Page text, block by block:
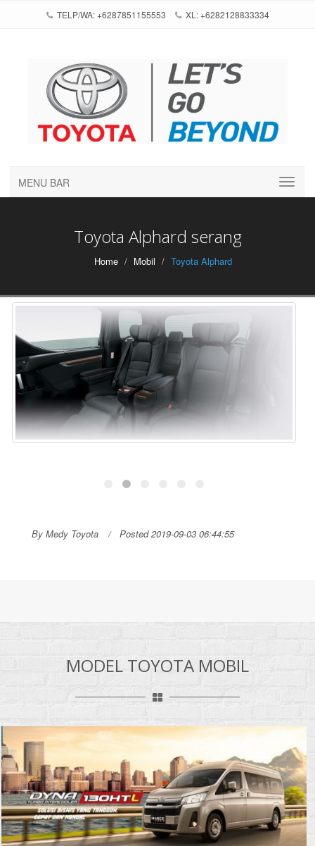
TELP/WA: +6287851155553 XL: +6282128833334
MENU BAR
Toyota Alphard serang
Home Mobil Toyota Alphard
By Medy Toyota Posted 2019-09-03 06:44:55
MODEL TOYOTA MOBIL